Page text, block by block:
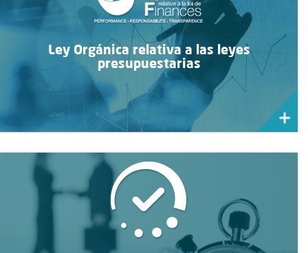
Ley Orgánica relativa a las leyes
presupuestarias